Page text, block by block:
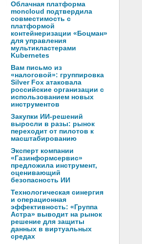
Облачная платформа
moncloud подтвердила
совместимость с
платформой
контейнеризации «Боцман»
для управления
мультикластерами
Kubernetes
Вам письмо из
«налоговой»: группировка
Silver Fox атаковала
российские организации с
использованием новых
инструментов
Закупки ИИ-решений
выросли в разы: рынок
переходит от пилотов к
масштабированию
Эксперт компании
«Газинформсервис»
предложила инструмент,
оценивающий
безопасность ИИ
Технологическая синергия
и операционная
эффективность: «Группа
Астра» выводит на рынок
решение для защиты
данных в виртуальных
средах